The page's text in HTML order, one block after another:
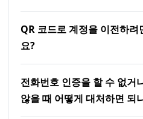
QR 코드로 계정을 이전하
요?
전화번호 인증을 할 수 없거
않을 때 어떻게 대처하면 되